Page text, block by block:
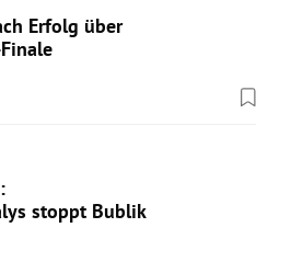
Erfolg über
stoppt Bublik